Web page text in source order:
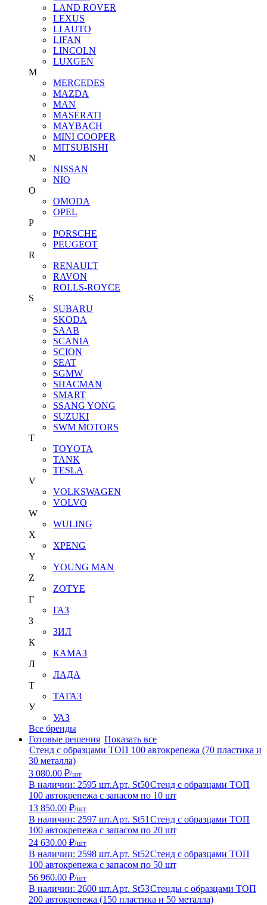
LAND ROVER
LEXUS
LI AUTO
LIFAN
LINCOLN
LUXGEN
M
MERCEDES
MAZDA
MAN
MASERATI
MAYBACH
MINI COOPER
MITSUBISHI
N
NISSAN
NIO
O
OMODA
OPEL
P
PORSCHE
PEUGEOT
R
RENAULT
RAVON
ROLLS-ROYCE
S
SUBARU
SKODA
SAAB
SCANIA
SCION
SEAT
SGMW
SHACMAN
SMART
SSANG YONG
SUZUKI
SWM MOTORS
T
TOYOTA
TANK
TESLA
V
VOLKSWAGEN
VOLVO
W
WULING
X
XPENG
Y
YOUNG MAN
Z
ZOTYE
Г
ГАЗ
З
ЗИЛ
К
КАМАЗ
Л
ЛАДА
Т
ТАГАЗ
У
УАЗ
Все бренды
Готовые решения Показать все
Стенд с образцами ТОП 100 автокрепежа (70 пластика и
30 металла)
3 080.00 ₽/шт
В наличии: 2595 шт.Арт. St50Стенд с образцами ТОП
100 автокрепежа с запасом по 10 шт
13 850.00 ₽/шт
В наличии: 2597 шт.Арт. St51 Стенд с образцами ТОП
100 автокрепежа с запасом по 20 шт
24 630.00 ₽/шт
В наличии: 2598 шт.Арт. St52Стенд с образцами ТОП
100 автокрепежа с запасом по 50 шт
56 960.00 ₽/шт
В наличии: 2600 шт.Арт. St53Стенды с образцами ТОП
200 автокрепежа (150 пластика и 50 металла)